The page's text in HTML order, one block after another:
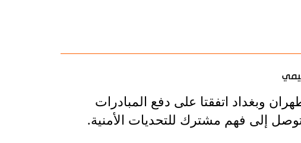
وبغداد اتفقتا على دفع المبادرات
إلى فهم مشترك للتحديات الأمنية.